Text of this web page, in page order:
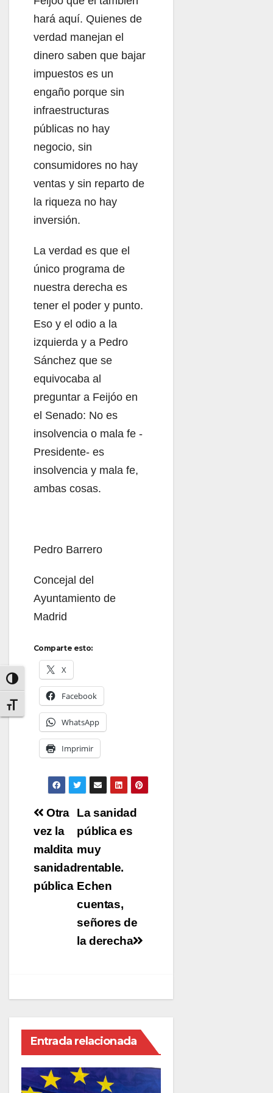
Alternar alto contraste
Alternar tamaño de letra
hará aquí. Quienes de
verdad manejan el
dinero saben que bajar
impuestos es un
engaño porque sin
infraestructuras
públicas no hay
negocio, sin
consumidores no hay
ventas y sin reparto de
la riqueza no hay
inversión.
La verdad es que el
único programa de
nuestra derecha es
tener el poder y punto.
Eso y el odio a la
izquierda y a Pedro
Sánchez que se
equivocaba al
preguntar a Feijóo en
el Senado: No es
insolvencia o mala fe -
Presidente- es
insolvencia y mala fe,
ambas cosas.
Pedro Barrero
Concejal del
Ayuntamiento de
Madrid
Comparte esto:
X
Facebook
WhatsApp
Imprimir
Navegación
de
entradas
La sanidad
pública es
muy
rentable.
Echen
cuentas,
señores de
la derecha
Otra
vez la
maldita
sanidad
pública
Entrada relacionada